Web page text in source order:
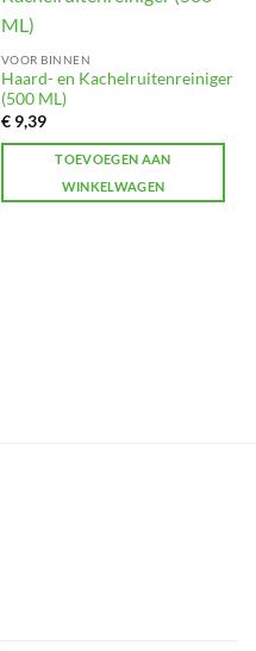
Toevoegen
VOOR BINNEN
Haard- en Kachelruitenreiniger
(500 ML)
€9,39
TOEVOEGEN AAN
WINKELWAGEN